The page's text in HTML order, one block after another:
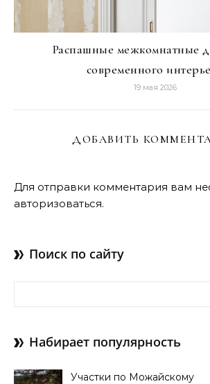
Распашные межкомнатные
современного
19 мая 2026
ДОБАВИТЬ
Для отправки комментария вам
авторизоваться.
Поиск по сайту
Набирает популярность
Участки по Можайскому